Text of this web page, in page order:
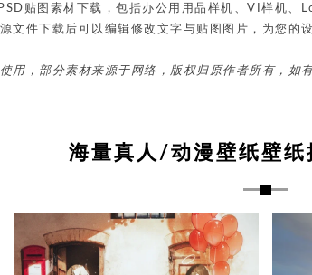
贴图素材下载，包括办公用用品样机、VI样机、
文件下载后可以编辑修改文字与贴图图片，为您的
用，部分素材来源于网络，版权归原作者所有，如
海量真人/动漫壁纸壁